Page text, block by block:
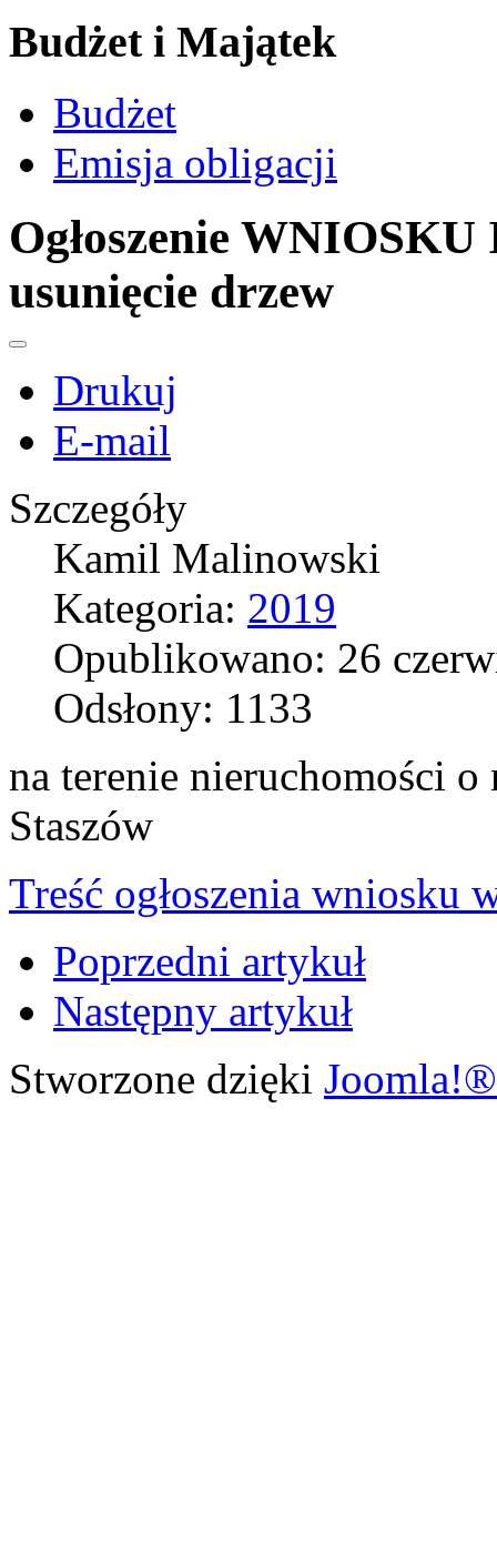
Budżet i Majątek
Budżet
Emisja obligacji
Ogłoszenie
usunięcie drzew
Drukuj
E-mail
Szczegóły
Kamil Malinowski
Kategoria: 2019
Opublikowano: 26
Odsłony: 1133
na terenie nieruchomości
Staszów
Treść ogłoszenia wniosku
Poprzedni artykuł
Następny artykuł
Stworzone dzięki Joomla!®